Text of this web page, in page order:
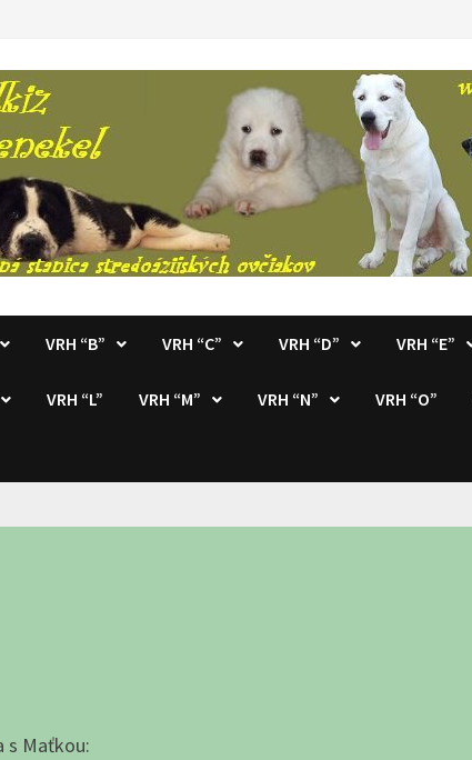
VRH “B” VRH “C” VRH “D” VRH “E”
VRH “L” VRH “M” VRH “N” VRH “O”
s Maťkou: